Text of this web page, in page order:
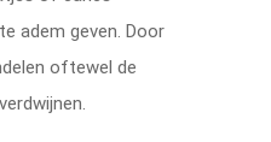
adem geven. Door
oftewel de